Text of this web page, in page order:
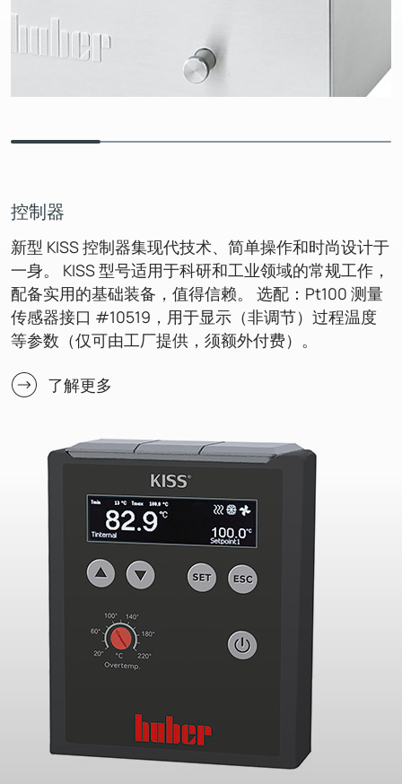
控制器
新型 KISS 控制器集现代技术、简单操作和时尚设计于
一身。 KISS 型号适用于科研和工业领域的常规工作，
配备实用的基础装备，值得信赖。 选配：Pt100 测量
传感器接口 #10519，用于显示（非调节）过程温度
等参数（仅可由工厂提供，须额外付费）。
了解更多